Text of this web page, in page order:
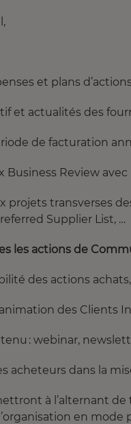
et plans
et actualités des
de facturation
Business Review avec
projets transverses
Supplier List, …
les actions de
des actions achats,
des Clients
: webinar,
acheteurs dans la
à l’alternant
en